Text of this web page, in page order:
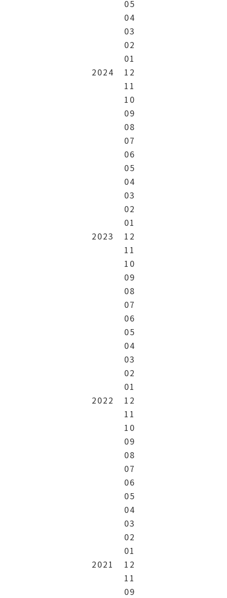
05
04
03
02
01
2024
12
11
10
09
08
07
06
05
04
03
02
01
2023
12
11
10
09
08
07
06
05
04
03
02
01
2022
12
11
10
09
08
07
06
05
04
03
02
01
2021
12
11
09